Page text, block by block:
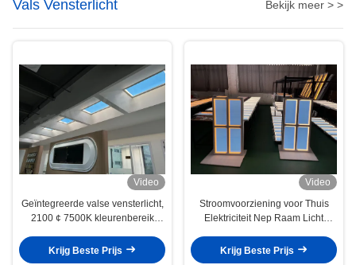
Vals Vensterlicht Bekijk meer > >
Video
Geïntegreerde valse vensterlicht,
2100 ¢ 7500K kleurenbereik
binnenomgeving En visueel
comfort
Krijg Beste Prijs
Video
Stroomvoorziening voor Thuis
Elektriciteit Nep Raam Licht
Verschillende Kleuren
Krijg Beste Prijs